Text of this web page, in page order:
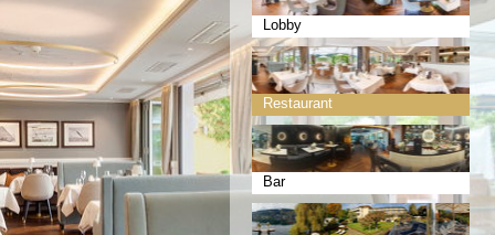
Lobby
Restaurant
Bar